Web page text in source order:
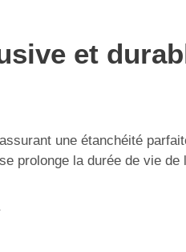
et
une étanchéité
prolonge la durée de vie